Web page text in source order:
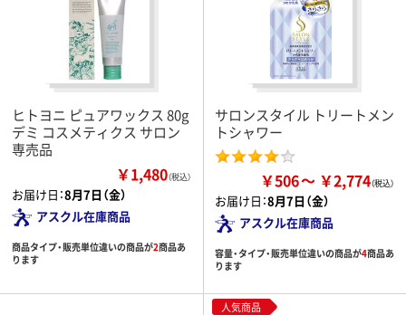
ヒトヨニ ピュアワックス 80g
デミ コスメティクス サロン
専売品
￥1,480（税込）
お届け日：8月7日（金）
アスクル在庫商品
商品タイプ・販売単位違いの商品が2商品あ
ります
サロンスタイル トリートメン
トシャワー
￥506 ￥2,774
お届け日：8月7日（金）
アスクル在庫商品
容量・タイプ・販売単位違いの商品が4商品あ
ります
人気商品